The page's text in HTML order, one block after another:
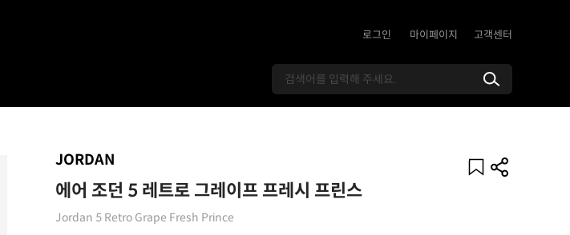
로그인 마이페이지 고객센터
JORDAN
에어 조던 5 레트로 그레이프 프레시 프린스
Jordan 5 Retro Grape Fresh Prince